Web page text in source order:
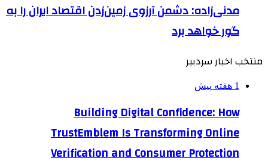
مدنی‌زاده: دشمن آرزوی زمین‌زدن اقتصاد ایران را به
گور خواهد برد
منتخب اخبار سردبیر
1 هفته پیش
Building Digital Confidence: How
TrustEmblem Is Transforming Online
Verification and Consumer Protection